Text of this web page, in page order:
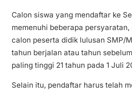
Calon siswa yang mendaftar ke
memenuhi beberapa
calon peserta didik lulusan SMP/
tahun berjalan atau tahun
paling tinggi 21 tahun pada 1 Juli
Selain itu, pendaftar harus telah